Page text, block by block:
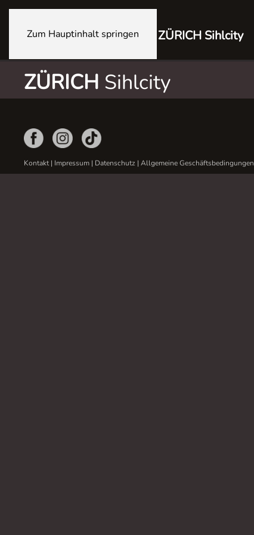
Zum Hauptinhalt springen ZÜRICH Sihlcity
ZÜRICH Sihlcity
Kontakt| Impressum | Datenschutz | Allgemeine Geschäftsbedingungen